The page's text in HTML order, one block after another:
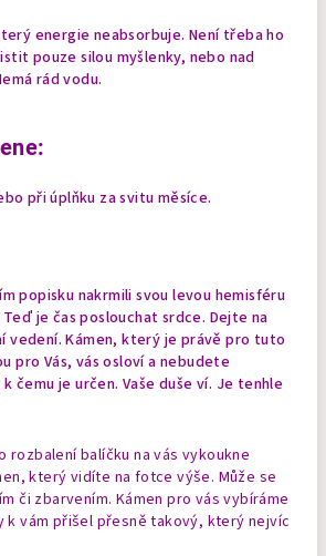
energie neabsorbuje. Není třeba ho
pouze silou myšlenky, nebo nad
rád vodu.
při úplňku za svitu měsíce.
popisku nakrmili svou levou hemisféru
je čas poslouchat srdce. Dejte na
vedení. Kámen, který je právě pro tuto
pro Vás, vás osloví a nebudete
čemu je určen. Vaše duše ví. Je tenhle
rozbalení balíčku na vás vykoukne
který vidíte na fotce výše. Může se
či zbarvením. Kámen pro vás vybíráme
k vám přišel přesně takový, který nejvíc